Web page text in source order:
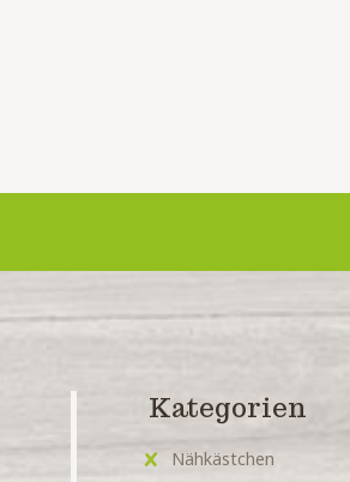
Kategorien
Nähkästchen